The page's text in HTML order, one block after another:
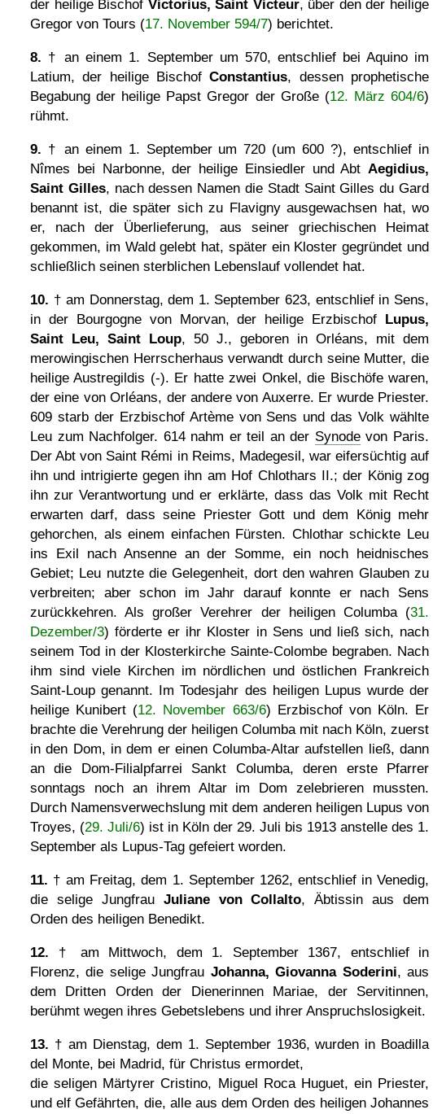
der heilige Bischof Victorius, Saint Victeur, über den der heilige
Gregor von Tours (17. November 594/7) berichtet.
8. † an einem 1. September um 570, entschlief bei Aquino im
Latium, der heilige BischofConstantius, dessen prophetische
Begabung der heilige Papst Gregor der Große (12. März 604/6)
rühmt.
9. † an einem 1. September um 720 (um 600 ?), entschlief in
Nîmes bei Narbonne, der heilige Einsiedler und Abt Aegidius,
Saint Gilles, nach dessen Namen die Stadt Saint Gilles du Gard
benannt ist, die später sich zu Flavigny ausgewachsen hat, wo
er, nach der Überlieferung, aus seiner griechischen Heimat
gekommen, im Wald gelebt hat, später ein Kloster gegründet und
schließlich seinen sterblichen Lebenslauf vollendet hat.
10. † am Donnerstag, dem 1. September 623, entschlief in Sens,
in der Bourgogne von Morvan, der heilige Erzbischof Lupus,
Saint Leu, Saint Loup, 50 J., geboren in Orléans, mit dem
merowingischen Herrscherhaus verwandt durch seine Mutter, die
heilige Austregildis (-). Er hatte zwei Onkel, die Bischöfe waren,
der eine von Orléans, der andere von Auxerre. Er wurde Priester.
609 starb der Erzbischof Artème von Sens und das Volk wählte
Leu zum Nachfolger. 614 nahm er teil an der Synodevon Paris.
Der Abt von Saint Rémi in Reims, Madegesil, war eifersüchtig auf
ihn und intrigierte gegen ihn am Hof Chlothars II.; der König zog
ihn zur Verantwortung und er erklärte, dass das Volk mit Recht
erwarten darf, dass seine Priester Gott und dem König mehr
gehorchen, als einem einfachen Fürsten. Chlothar schickte Leu
ins Exil nach Ansenne an der Somme, ein noch heidnisches
Gebiet; Leu nutzte die Gelegenheit, dort den wahren Glauben zu
verbreiten; aber schon im Jahr darauf konnte er nach Sens
zurückkehren. Als großer Verehrer der heiligen Columba (31.
Dezember/3) förderte er ihr Kloster in Sens und ließ sich, nach
seinem Tod in der Klosterkirche Sainte-Colombe begraben. Nach
ihm sind viele Kirchen im nördlichen und östlichen Frankreich
Saint-Loup genannt. Im Todesjahr des heiligen Lupus wurde der
heilige Kunibert (12. November 663/6) Erzbischof von Köln. Er
brachte die Verehrung der heiligen Columba mit nach Köln, zuerst
in den Dom, in dem er einen Columba-Altar aufstellen ließ, dann
an die Dom-Filialpfarrei Sankt Columba, deren erste Pfarrer
sonntags noch an ihrem Altar im Dom zelebrieren mussten.
Durch Namensverwechslung mit dem anderen heiligen Lupus von
Troyes, (29. Juli/6) ist in Köln der 29. Juli bis 1913 anstelle des 1.
September als Lupus-Tag gefeiert worden.
11. † am Freitag, dem 1. September 1262, entschlief in Venedig,
die selige Jungfrau Juliane von Collalto, Äbtissin aus dem
Orden des heiligen Benedikt.
12. † am Mittwoch, dem 1. September 1367, entschlief in
Florenz, die selige Jungfrau Johanna, Giovanna Soderini, aus
dem Dritten Orden der Dienerinnen Mariae, der Servitinnen,
berühmt wegen ihres Gebetslebens und ihrer Anspruchslosigkeit.
13. † am Dienstag, dem 1. September 1936, wurden in Boadilla
del Monte, bei Madrid, für Christus ermordet,
die seligen Märtyrer Cristino, Miguel Roca Huguet, ein Priester,
und elf Gefährten, die, alle aus dem Orden des heiligen Johannes